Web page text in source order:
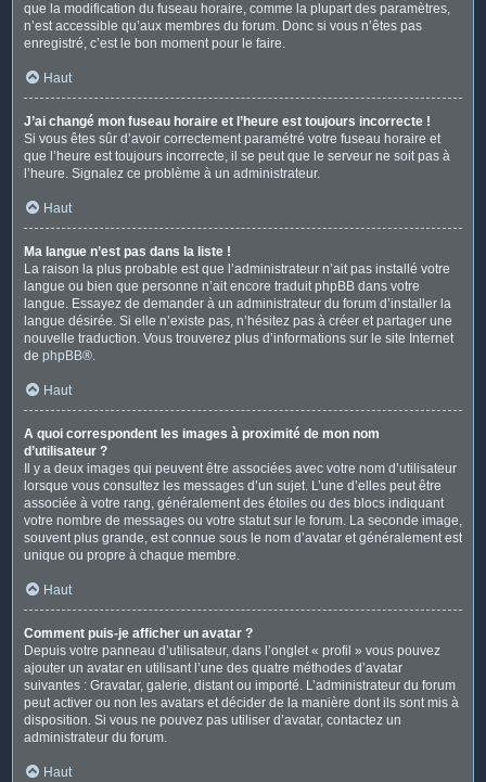
que la modification du fuseau horaire, comme la plupart des paramètres,
n’est accessible qu’aux membres du forum. Donc si vous n’êtes pas
enregistré, c’est le bon moment pour le faire.
Haut
J’ai changé mon fuseau horaire et l’heure est toujours incorrecte !
Si vous êtes sûr d’avoir correctement paramétré votre fuseau horaire et
que l’heure est toujours incorrecte, il se peut que le serveur ne soit pas à
l’heure. Signalez ce problème à un administrateur.
Haut
Ma langue n’est pas dans la liste !
La raison la plus probable est que l’administrateur n’ait pas installé votre
langue ou bien que personne n’ait encore traduit phpBB dans votre
langue. Essayez de demander à un administrateur du forum d’installer la
langue désirée. Si elle n’existe pas, n’hésitez pas à créer et partager une
nouvelle traduction. Vous trouverez plus d’informations sur le site Internet
de phpBB®.
Haut
A quoi correspondent les images à proximité de mon nom
d’utilisateur ?
Il y a deux images qui peuvent être associées avec votre nom d’utilisateur
lorsque vous consultez les messages d’un sujet. L’une d’elles peut être
associée à votre rang, généralement des étoiles ou des blocs indiquant
votre nombre de messages ou votre statut sur le forum. La seconde image,
souvent plus grande, est connue sous le nom d’avatar et généralement est
unique ou propre à chaque membre.
Haut
Comment puis-je afficher un avatar ?
Depuis votre panneau d’utilisateur, dans l’onglet « profil » vous pouvez
ajouter un avatar en utilisant l’une des quatre méthodes d’avatar
suivantes : Gravatar, galerie, distant ou importé. L’administrateur du forum
peut activer ou non les avatars et décider de la manière dont ils sont mis à
disposition. Si vous ne pouvez pas utiliser d’avatar, contactez un
administrateur du forum.
Haut